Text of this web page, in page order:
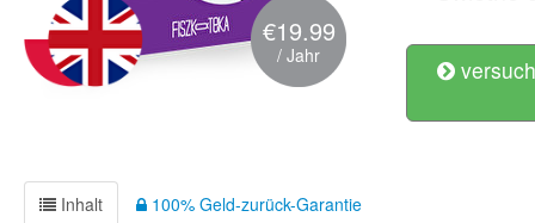
€19.99
/ Jahr
Inhalt 100% Geld-zurück-Garantie